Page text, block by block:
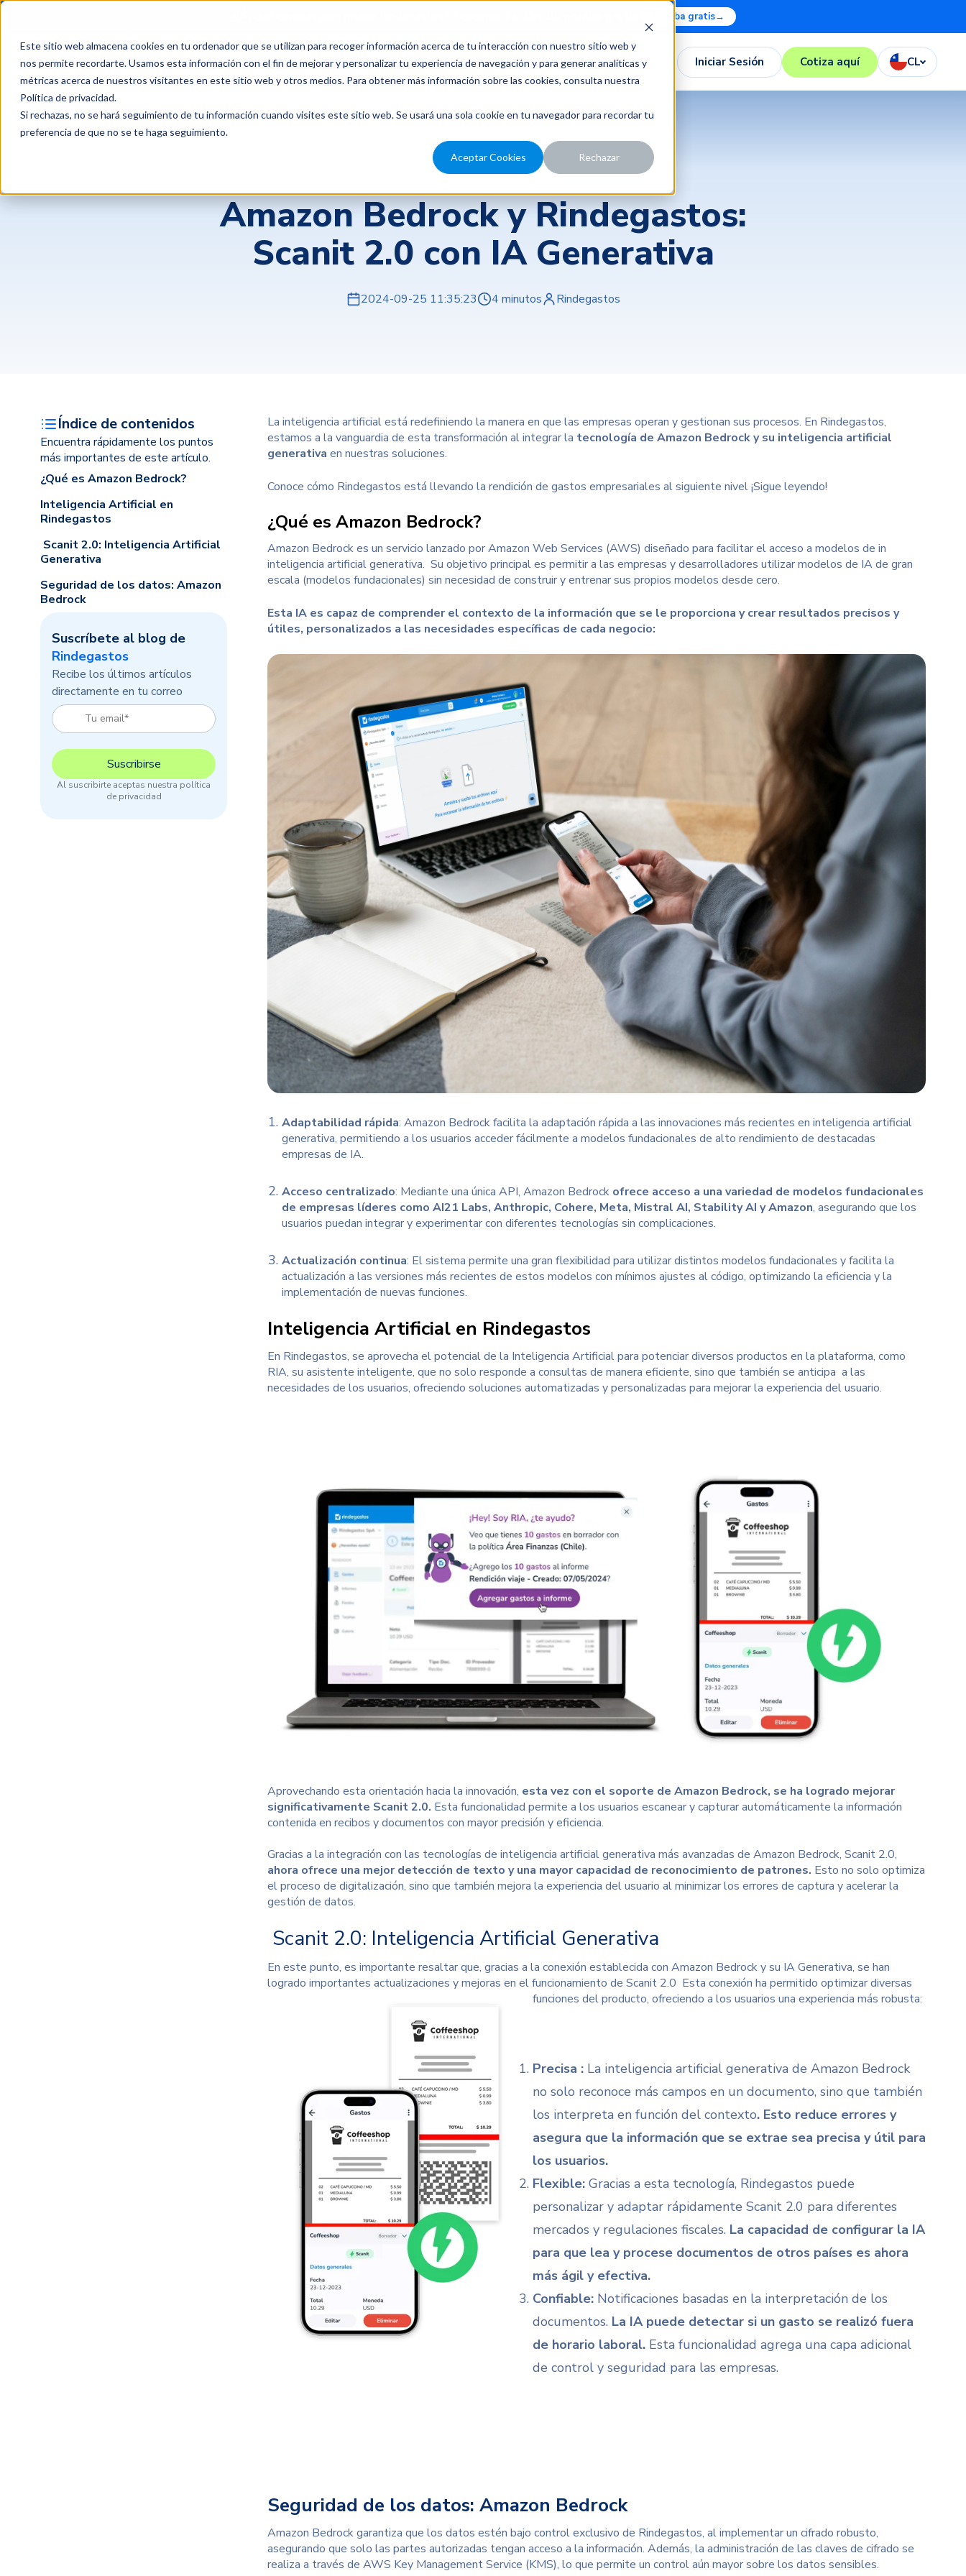
Este sitio web almacena cookies en tu ordenador que se utilizan para recoger información acerca de tu interacción con nuestro sitio web y
nos permite recordarte. Usamos esta información con el fin de mejorar y personalizar tu experiencia de navegación y para generar analíticas y
métricas acerca de nuestros visitantes en este sitio web y otros medios. Para obtener más información sobre las cookies, consulta nuestra
Política de privacidad.
Si rechazas, no se hará seguimiento de tu información cuando visites este sitio web. Se usará una sola cookie en tu navegador para recordar tu
preferencia de que no se te haga seguimiento.
Aceptar Cookies Rechazar
Prueba gratis→
Productos Clientes Precios Nosotros Recursos Iniciar Sesión Cotiza aquí CL
Rindegastos
Amazon Bedrock y Rindegastos:
Scanit 2.0 con IA Generativa
2024-09-25 11:35:23 4 minutos Rindegastos
Índice de contenidos
Encuentra rápidamente los puntos
más importantes de este artículo.
¿Qué es Amazon Bedrock?
Inteligencia Artificial en
Rindegastos
Scanit 2.0: Inteligencia Artificial
Generativa
Seguridad de los datos: Amazon
Bedrock
Suscríbete al blog de
Rindegastos
Recibe los últimos artículos
directamente en tu correo
Al suscribirte aceptas nuestra política
de privacidad
La inteligencia artificial está redefiniendo la manera en que las empresas operan y gestionan sus procesos. En Rindegastos,
estamos a la vanguardia de esta transformación al integrar la tecnología de Amazon Bedrock y su inteligencia artificial
generativa en nuestras soluciones.
Conoce cómo Rindegastos está llevando la rendición de gastos empresariales al siguiente nivel ¡Sigue leyendo!
¿Qué es Amazon Bedrock?
Amazon Bedrock es un servicio lanzado por Amazon Web Services (AWS) diseñado para facilitar el acceso a modelos de in
inteligencia artificial generativa. Su objetivo principal es permitir a las empresas y desarrolladores utilizar modelos de IA de gran
escala (modelos fundacionales) sin necesidad de construir y entrenar sus propios modelos desde cero.
Esta IA es capaz de comprender el contexto de la información que se le proporciona y crear resultados precisos y
útiles, personalizados a las necesidades específicas de cada negocio:
Adaptabilidad rápida: Amazon Bedrock facilita la adaptación rápida a las innovaciones más recientes en inteligencia artificial
generativa, permitiendo a los usuarios acceder fácilmente a modelos fundacionales de alto rendimiento de destacadas
empresas de IA.
Acceso centralizado: Mediante una única API, Amazon Bedrock ofrece acceso a una variedad de modelos fundacionales
de empresas líderes como AI21 Labs, Anthropic, Cohere, Meta, Mistral AI, Stability AI y Amazon, asegurando que los
usuarios puedan integrar y experimentar con diferentes tecnologías sin complicaciones.
Actualización continua: El sistema permite una gran flexibilidad para utilizar distintos modelos fundacionales y facilita la
actualización a las versiones más recientes de estos modelos con mínimos ajustes al código, optimizando la eficiencia y la
implementación de nuevas funciones.
Inteligencia Artificial en Rindegastos
En Rindegastos, se aprovecha el potencial de la Inteligencia Artificial para potenciar diversos productos en la plataforma, como
RIA, su asistente inteligente, que no solo responde a consultas de manera eficiente, sino que también se anticipa a las
necesidades de los usuarios, ofreciendo soluciones automatizadas y personalizadas para mejorar la experiencia del usuario.
Aprovechando esta orientación hacia la innovación, esta vez con el soporte de Amazon Bedrock, se ha logrado mejorar
significativamente Scanit 2.0. Esta funcionalidad permite a los usuarios escanear y capturar automáticamente la información
contenida en recibos y documentos con mayor precisión y eficiencia.
Gracias a la integración con las tecnologías de inteligencia artificial generativa más avanzadas de Amazon Bedrock, Scanit 2.0,
ahora ofrece una mejor detección de texto y una mayor capacidad de reconocimiento de patrones. Esto no solo optimiza
elproceso de digitalización, sino que también mejora la experiencia del usuario al minimizar los errores de captura y acelerar la
gestión de datos.
Scanit 2.0: Inteligencia Artificial Generativa
En este punto, es importante resaltar que, gracias a la conexión establecida con Amazon Bedrock y su IA Generativa, se han
logrado importantes actualizaciones y mejoras en el funcionamiento de Scanit 2.0 Esta conexión ha permitido optimizar diversas
funciones del producto, ofreciendo a los usuarios una experiencia más robusta:
Precisa : La inteligencia artificial generativa de Amazon Bedrock
no solo reconoce más campos en un documento, sino que también
los interpreta en función del contexto. Esto reduce errores y
asegura que la información que se extrae sea precisa y útil para
los usuarios.
Flexible: Gracias a esta tecnología, Rindegastos puede
personalizar y adaptar rápidamente Scanit 2.0 para diferentes
mercados y regulaciones fiscales. La capacidad de configurar la IA
para que lea y procese documentos de otros países es ahora
más ágil y efectiva.
Confiable: Notificaciones basadas en la interpretación de los
documentos. La IA puede detectar si un gasto se realizó fuera
de horario laboral. Esta funcionalidad agrega una capa adicional
de control y seguridad para las empresas.
Seguridad de los datos: Amazon Bedrock
Amazon Bedrock garantiza que los datos estén bajo control exclusivo de Rindegastos, al implementar un cifrado robusto,
asegurando que solo las partes autorizadas tengan acceso a la información. Además, la administración de las claves de cifrado se
realiza a través de AWS Key Management Service (KMS), lo que permite un control aún mayor sobre los datos sensibles.